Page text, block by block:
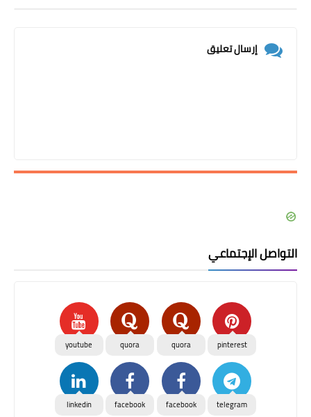
إرسال تعليق
التواصل الإجتماعي
pinterest
quora
quora
youtube
telegram
facebook
facebook
linkedin